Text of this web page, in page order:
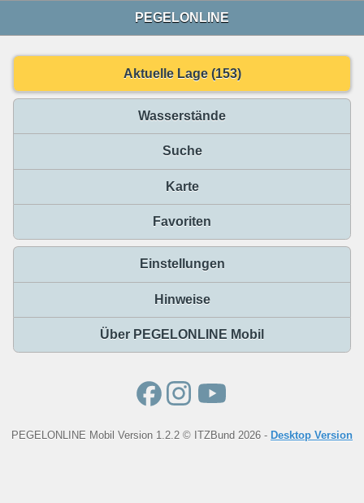
PEGELONLINE
Aktuelle Lage (153)
Wasserstände
Suche
Karte
Favoriten
Einstellungen
Hinweise
Über PEGELONLINE Mobil
PEGELONLINE Mobil Version 1.2.2 © ITZBund 2026 - Desktop Version